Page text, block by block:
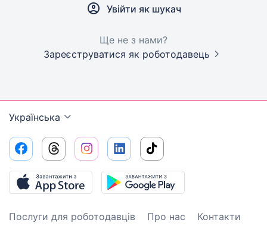
Увійти як шукач
Ще не з нами?
Зареєструватися як роботодавець
Українська
Послуги для роботодавців Про нас
Контакти